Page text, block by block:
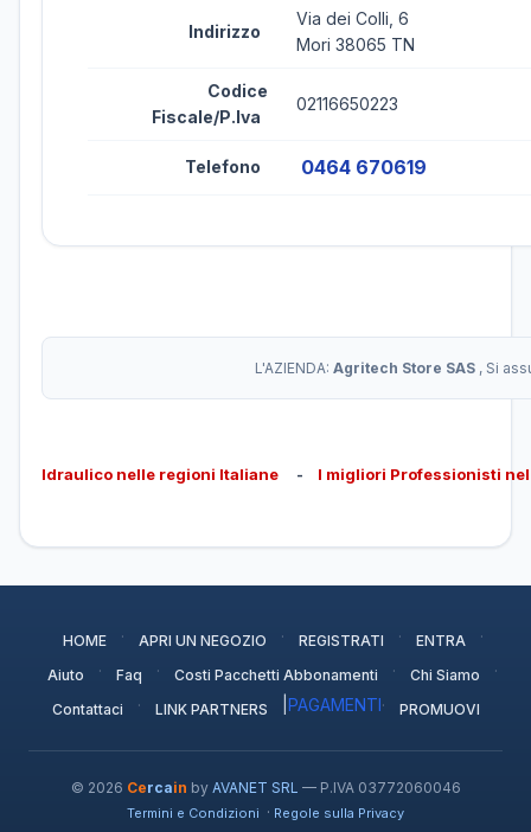
Indirizzo
Via dei Colli, 6
Mori 38065 TN
Codice
Fiscale/P.Iva
02116650223
Telefono 0464 670619
L'AZIENDA: Agritech Store SAS , Si
Idraulico nelle regioni Italiane - I migliori Professionisti
HOME · APRI UN NEGOZIO · REGISTRATI · ENTRA ·
Aiuto · Faq · Costi Pacchetti Abbonamenti · Chi Siamo ·
Contattaci · LINK PARTNERS PAGAMENTI· PROMUOVI
© 2026 Cercain by AVANET SRL — P.IVA 03772060046
Termini e Condizioni · Regole sulla Privacy